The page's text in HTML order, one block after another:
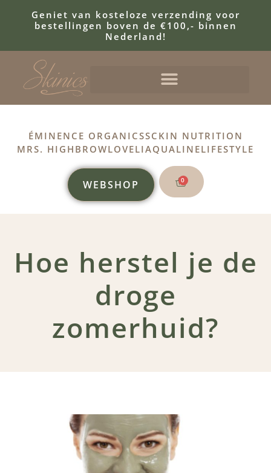
Geniet van kosteloze verzending voor
bestellingen boven de €100,- binnen
Nederland!
ÉMINENCE ORGANICSSCKIN NUTRITION
MRS. HIGHBROWLOVELIAQUALINELIFESTYLE
WEBSHOP 0
Hoe herstel je de
droge
zomerhuid?